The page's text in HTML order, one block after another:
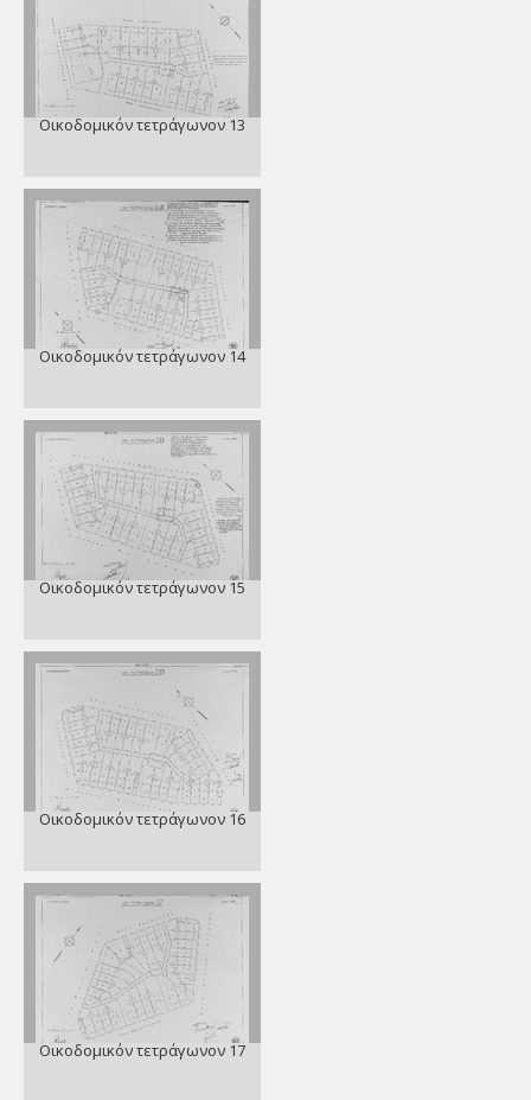
Οικοδομικόν τετράγωνον 13
Οικοδομικόν τετράγωνον 14
Οικοδομικόν τετράγωνον 15
Οικοδομικόν τετράγωνον 16
Οικοδομικόν τετράγωνον 17